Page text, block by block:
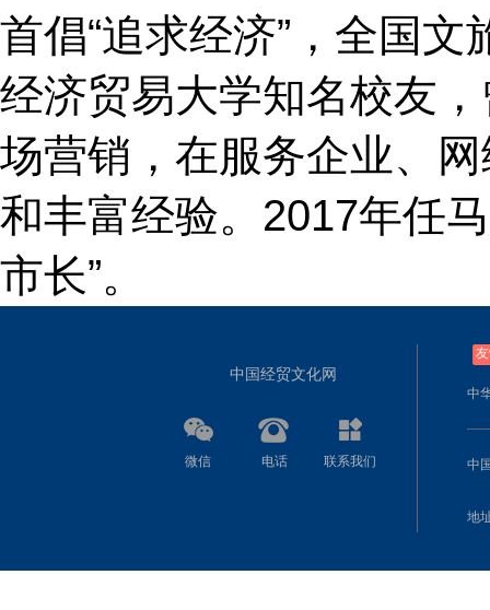
首倡“追求经济”，全国
经济贸易大学知名校友
场营销，在服务企业、
和丰富经验。2017年任
市长”。
中国经贸文化网
微信 电话 联系我们
中
中
地